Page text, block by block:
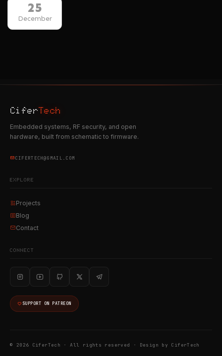
25
December
CiferTech
Embedded systems, RF security, and open
hardware, built from schematic to firmware.
CIFERTECH@GMAIL.COM
EXPLORE
Projects
Blog
Contact
CONNECT
SUPPORT ON PATREON
© 2026 CiferTech · All rights reserved · Design by CiferTech